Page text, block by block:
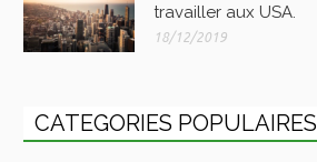
travailler aux USA.
18/12/2019
CATEGORIES POPULAIRES